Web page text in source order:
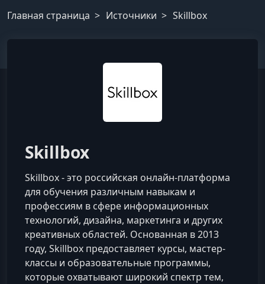
Главная страница Источники Skillbox
Skillbox
Skillbox - это российская онлайн-платформа
для обучения различным навыкам и
профессиям в сфере информационных
технологий, дизайна, маркетинга и других
креативных областей. Основанная в 2013
году, Skillbox предоставляет курсы, мастер-
классы и образовательные программы,
которые охватывают широкий спектр тем,